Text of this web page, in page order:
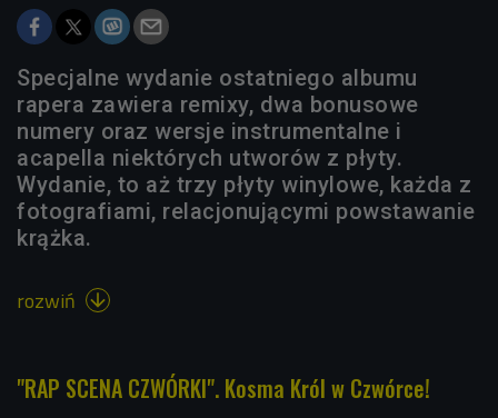
Specjalne wydanie ostatniego albumu
rapera zawiera remixy, dwa bonusowe
numery oraz wersje instrumentalne i
acapella niektórych utworów z płyty.
Wydanie, to aż trzy płyty winylowe, każda z
fotografiami, relacjonującymi powstawanie
krążka.
rozwiń 
"RAP SCENA CZWÓRKI". Kosma Król w Czwórce!